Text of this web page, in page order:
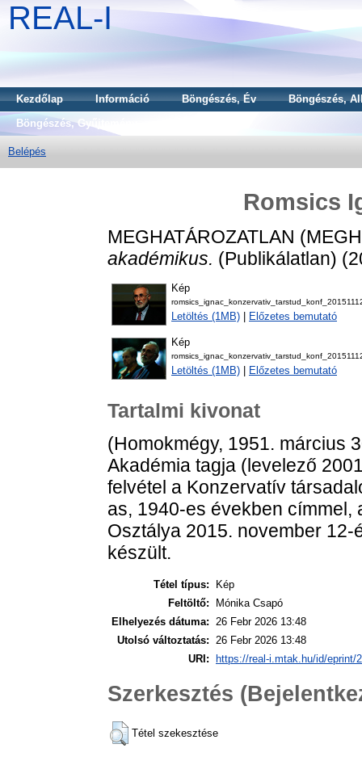
REAL-I
Kezdőlap Információ Böngészés, Év
Böngészés,
Böngészés, Gyűjtemény
Belépés
Romsics
MEGHATÁROZATLAN
akadémikus. (Publikálatlan)
Kép
Letöltés (1MB) Előzetes bemutató
Kép
Letöltés (1MB) Előzetes bemutató
Tartalmi kivonat
(Homokmégy, 1951. március
Akadémia tagja (levelező
felvétel a Konzervatív
as, 1940-es években címmel,
Osztálya 2015. november
készült.
Tétel típus:
Kép
Feltöltő:
Mónika Csapó
Elhelyezés dátuma:
26 Febr 2026 13:48
Utolsó változtatás:
26 Febr 2026 13:48
URI: https://real-i.mtak.hu/id/eprint/
Szerkesztés
Tétel szekesztése